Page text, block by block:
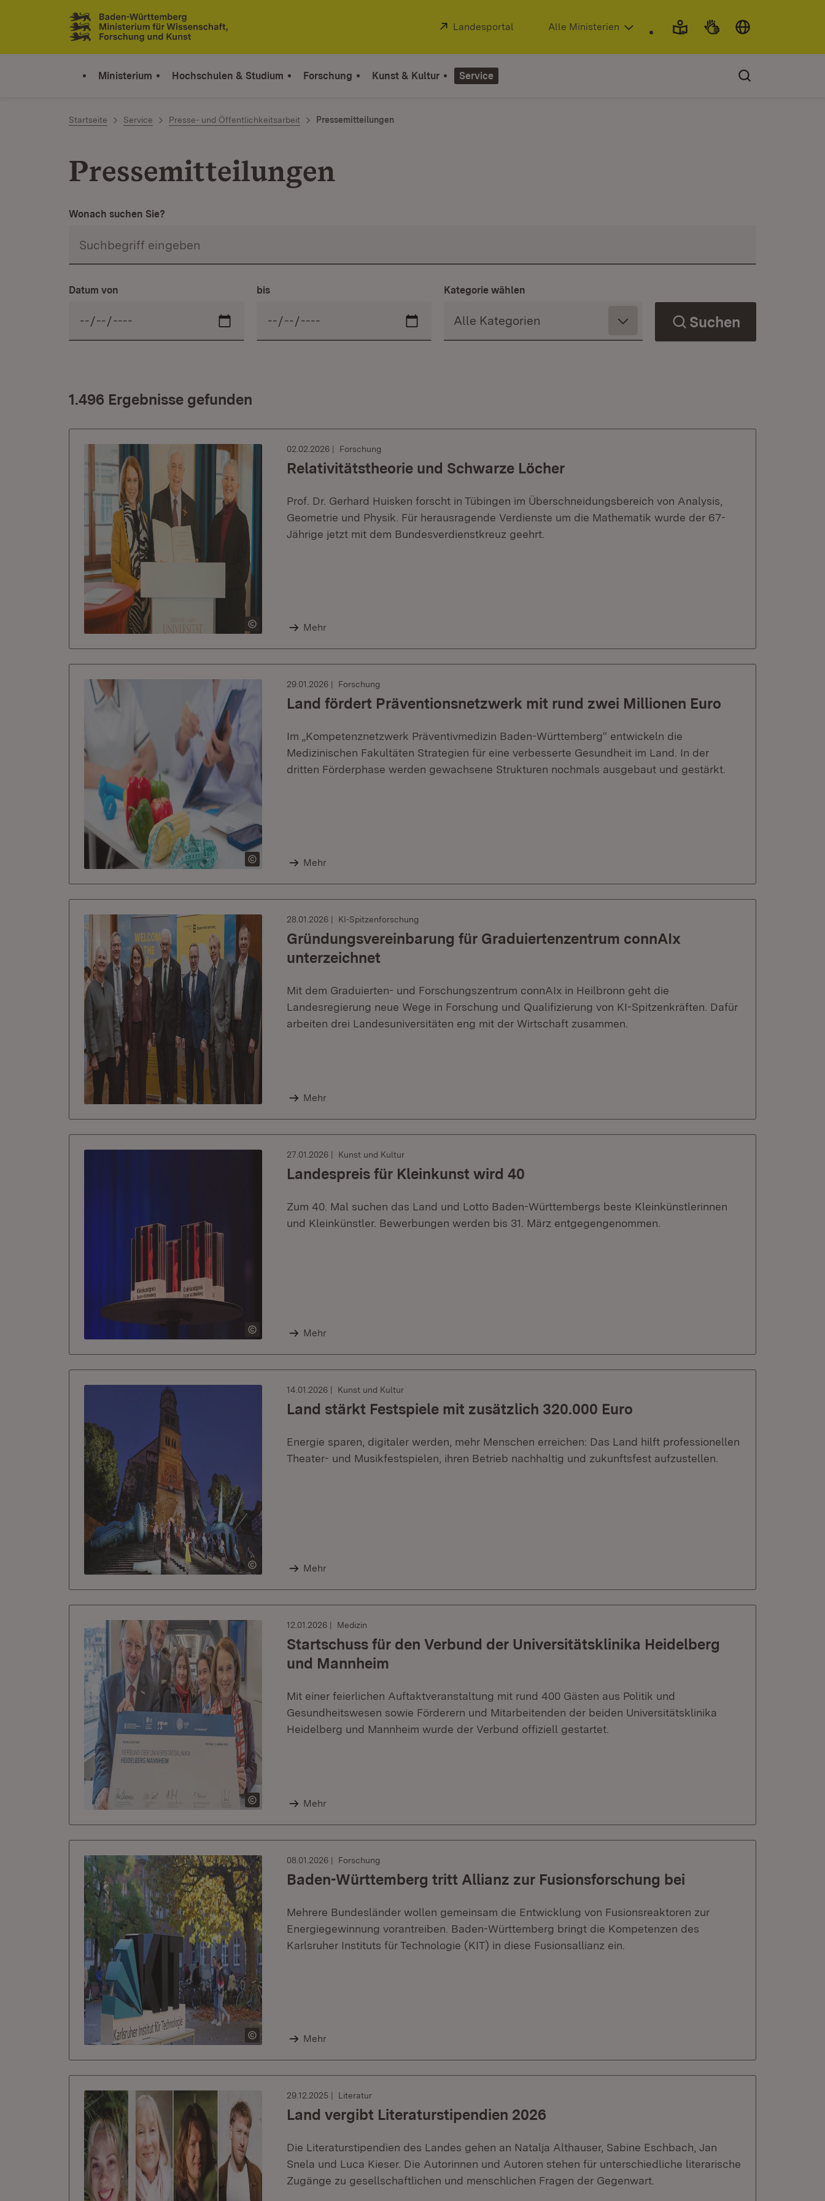
Zum Inhalt springen
Link zur Startseite
Extern:
Landesportal (Öffnet in neuem Fenster)
Alle Ministerien
Ministerium Hochschulen & Studium Forschung Kunst & Kultur Service
Startseite Service Presse- und Öffentlichkeitsarbeit Pressemitteilungen
Pressemitteilungen
Wonach suchen Sie?
Datum von bis Kategorie wählen
Suchen
1.496 Ergebnisse gefunden
02.02.2026 Forschung
Relativitätstheorie und Schwarze Löcher
Prof. Dr. Gerhard Huisken forscht in Tübingen im Überschneidungsbereich von Analysis,
Geometrie und Physik. Für herausragende Verdienste um die Mathematik wurde der 67-
Jährige jetzt mit dem Bundesverdienstkreuz geehrt.
Mehr
29.01.2026 Forschung
Land fördert Präventionsnetzwerk mit rund zwei Millionen Euro
Im „Kompetenznetzwerk Präventivmedizin Baden-Württemberg“ entwickeln die
Medizinischen Fakultäten Strategien für eine verbesserte Gesundheit im Land. In der
dritten Förderphase werden gewachsene Strukturen nochmals ausgebaut und gestärkt.
Mehr
28.01.2026 KI-Spitzenforschung
Gründungsvereinbarung für Graduiertenzentrum connAIx
unterzeichnet
Mit dem Graduierten- und Forschungszentrum connAIx in Heilbronn geht die
Landesregierung neue Wege in Forschung und Qualifizierung von KI-Spitzenkräften. Dafür
arbeiten drei Landesuniversitäten eng mit der Wirtschaft zusammen.
Mehr
27.01.2026 Kunst und Kultur
Landespreis für Kleinkunst wird 40
Zum 40. Mal suchen das Land und Lotto Baden-Württembergs beste Kleinkünstlerinnen
und Kleinkünstler. Bewerbungen werden bis 31. März entgegengenommen.
Mehr
14.01.2026 Kunst und Kultur
Land stärkt Festspiele mit zusätzlich 320.000 Euro
Energie sparen, digitaler werden, mehr Menschen erreichen: Das Land hilft professionellen
Theater- und Musikfestspielen, ihren Betrieb nachhaltig und zukunftsfest aufzustellen.
Mehr
12.01.2026 Medizin
Startschuss für den Verbund der Universitätsklinika Heidelberg
und Mannheim
Mit einer feierlichen Auftaktveranstaltung mit rund 400 Gästen aus Politik und
Gesundheitswesen sowie Förderern und Mitarbeitenden der beiden Universitätsklinika
Heidelberg und Mannheim wurde der Verbund offiziell gestartet.
Mehr
08.01.2026 Forschung
Baden-Württemberg tritt Allianz zur Fusionsforschung bei
Mehrere Bundesländer wollen gemeinsam die Entwicklung von Fusionsreaktoren zur
Energiegewinnung vorantreiben. Baden-Württemberg bringt die Kompetenzen des
Karlsruher Instituts für Technologie (KIT) in diese Fusionsallianz ein.
Mehr
29.12.2025 Literatur
Land vergibt Literaturstipendien 2026
Die Literaturstipendien des Landes gehen an Natalja Althauser, Sabine Eschbach, Jan
Snela und Luca Kieser. Die Autorinnen und Autoren stehen für unterschiedliche literarische
Zugänge zu gesellschaftlichen und menschlichen Fragen der Gegenwart.